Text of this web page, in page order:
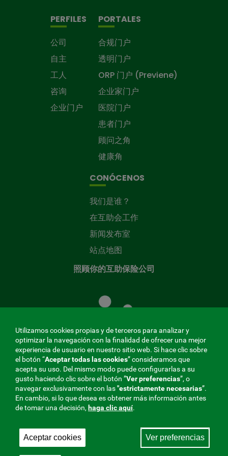
PERFILES
公司
自主
工人
咨询
企业门户
PORTALES
合规门户
透明门户
ORP 门户 (Previene)
企业家门户
医院门户
患者门户
顾问之角
健康角
CONÓCENOS
我们是谁？
在互助会工作
新闻发布室
站点地图
照顾你的互助保险公司
共
同
基
金
MENÚ
REDES
SOCIALES
V20
与社会保障的相互合作者，275 Fraternidad-Muprespa
Utilizamos cookies propias y de terceros para analizar y
optimizar la navegación con la finalidad de ofrecer una mejor
experiencia de usuario en nuestro sitio web. Si hace clic sobre
el botón “Aceptar todas las cookies” consideramos que
acepta su uso. Del mismo modo puede configurarlas a su
gusto haciendo clic sobre el botón ”Ver preferencias”, o
navegar exclusivamente con las"estrictamentenecesarias”.
En cambio, si lo que desea es obtener más información antes
de tomar una decisión, haga clic aquí.
Aceptar cookies Ver preferencias